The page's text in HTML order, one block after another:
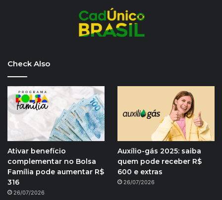
Check Also
Ativar benefício
complementar no Bolsa
Família pode aumentar R$
316
26/07/2026
Auxílio-gás 2025: saiba
quem pode receber R$
600 e extras
26/07/2026